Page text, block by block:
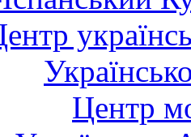
Центр